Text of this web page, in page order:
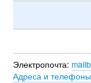
Электропочта:
Адреса и телефоны